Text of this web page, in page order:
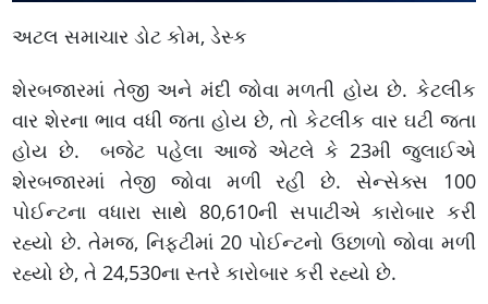
અટલ સમાચાર ડોટ કોમ, ડેસ્ક
શેરબજારમાં તેજી અને મંદી જોવા મળતી હોય છે. કેટલીક
વાર શેરના ભાવ વધી જતા હોય છે, તો કેટલીક વાર ઘટી જતા
હોય છે. બજેટ પહેલા આજે એટલે કે 23મી જુલાઈએ
શેરબજારમાં તેજી જોવા મળી રહી છે. સેન્સેક્સ 100
પોઈન્ટના વધારા સાથે 80,610ની સપાટીએ કારોબાર કરી
રહ્યો છે. તેમજ, નિફ્ટીમાં 20 પોઈન્ટનો ઉછાળો જોવા મળી
રહ્યો છે, તે 24,530ના સ્તરે કારોબાર કરી રહ્યો છે.